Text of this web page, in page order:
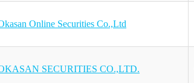
Online Securities Co.,Ltd
SECURITIES CO.,LTD.